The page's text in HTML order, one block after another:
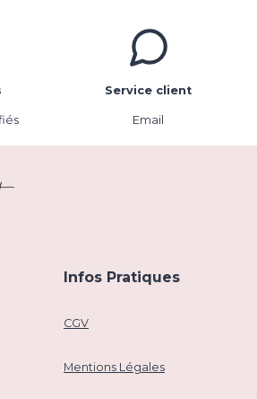
Service client
Email
Infos Pratiques
CGV
Mentions Légales